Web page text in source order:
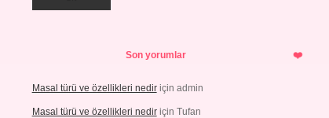
Son yorumlar
Masal türü ve özellikleri nediriçin admin
Masal türü ve özellikleri nediriçin Tufan